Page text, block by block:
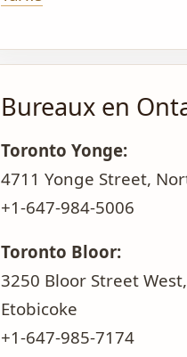
Bureaux en
Toronto Yonge:
4711 Yonge Street,
+1-647-984-5006
Toronto Bloor:
3250 Bloor Street West,
Etobicoke
+1-647-985-7174